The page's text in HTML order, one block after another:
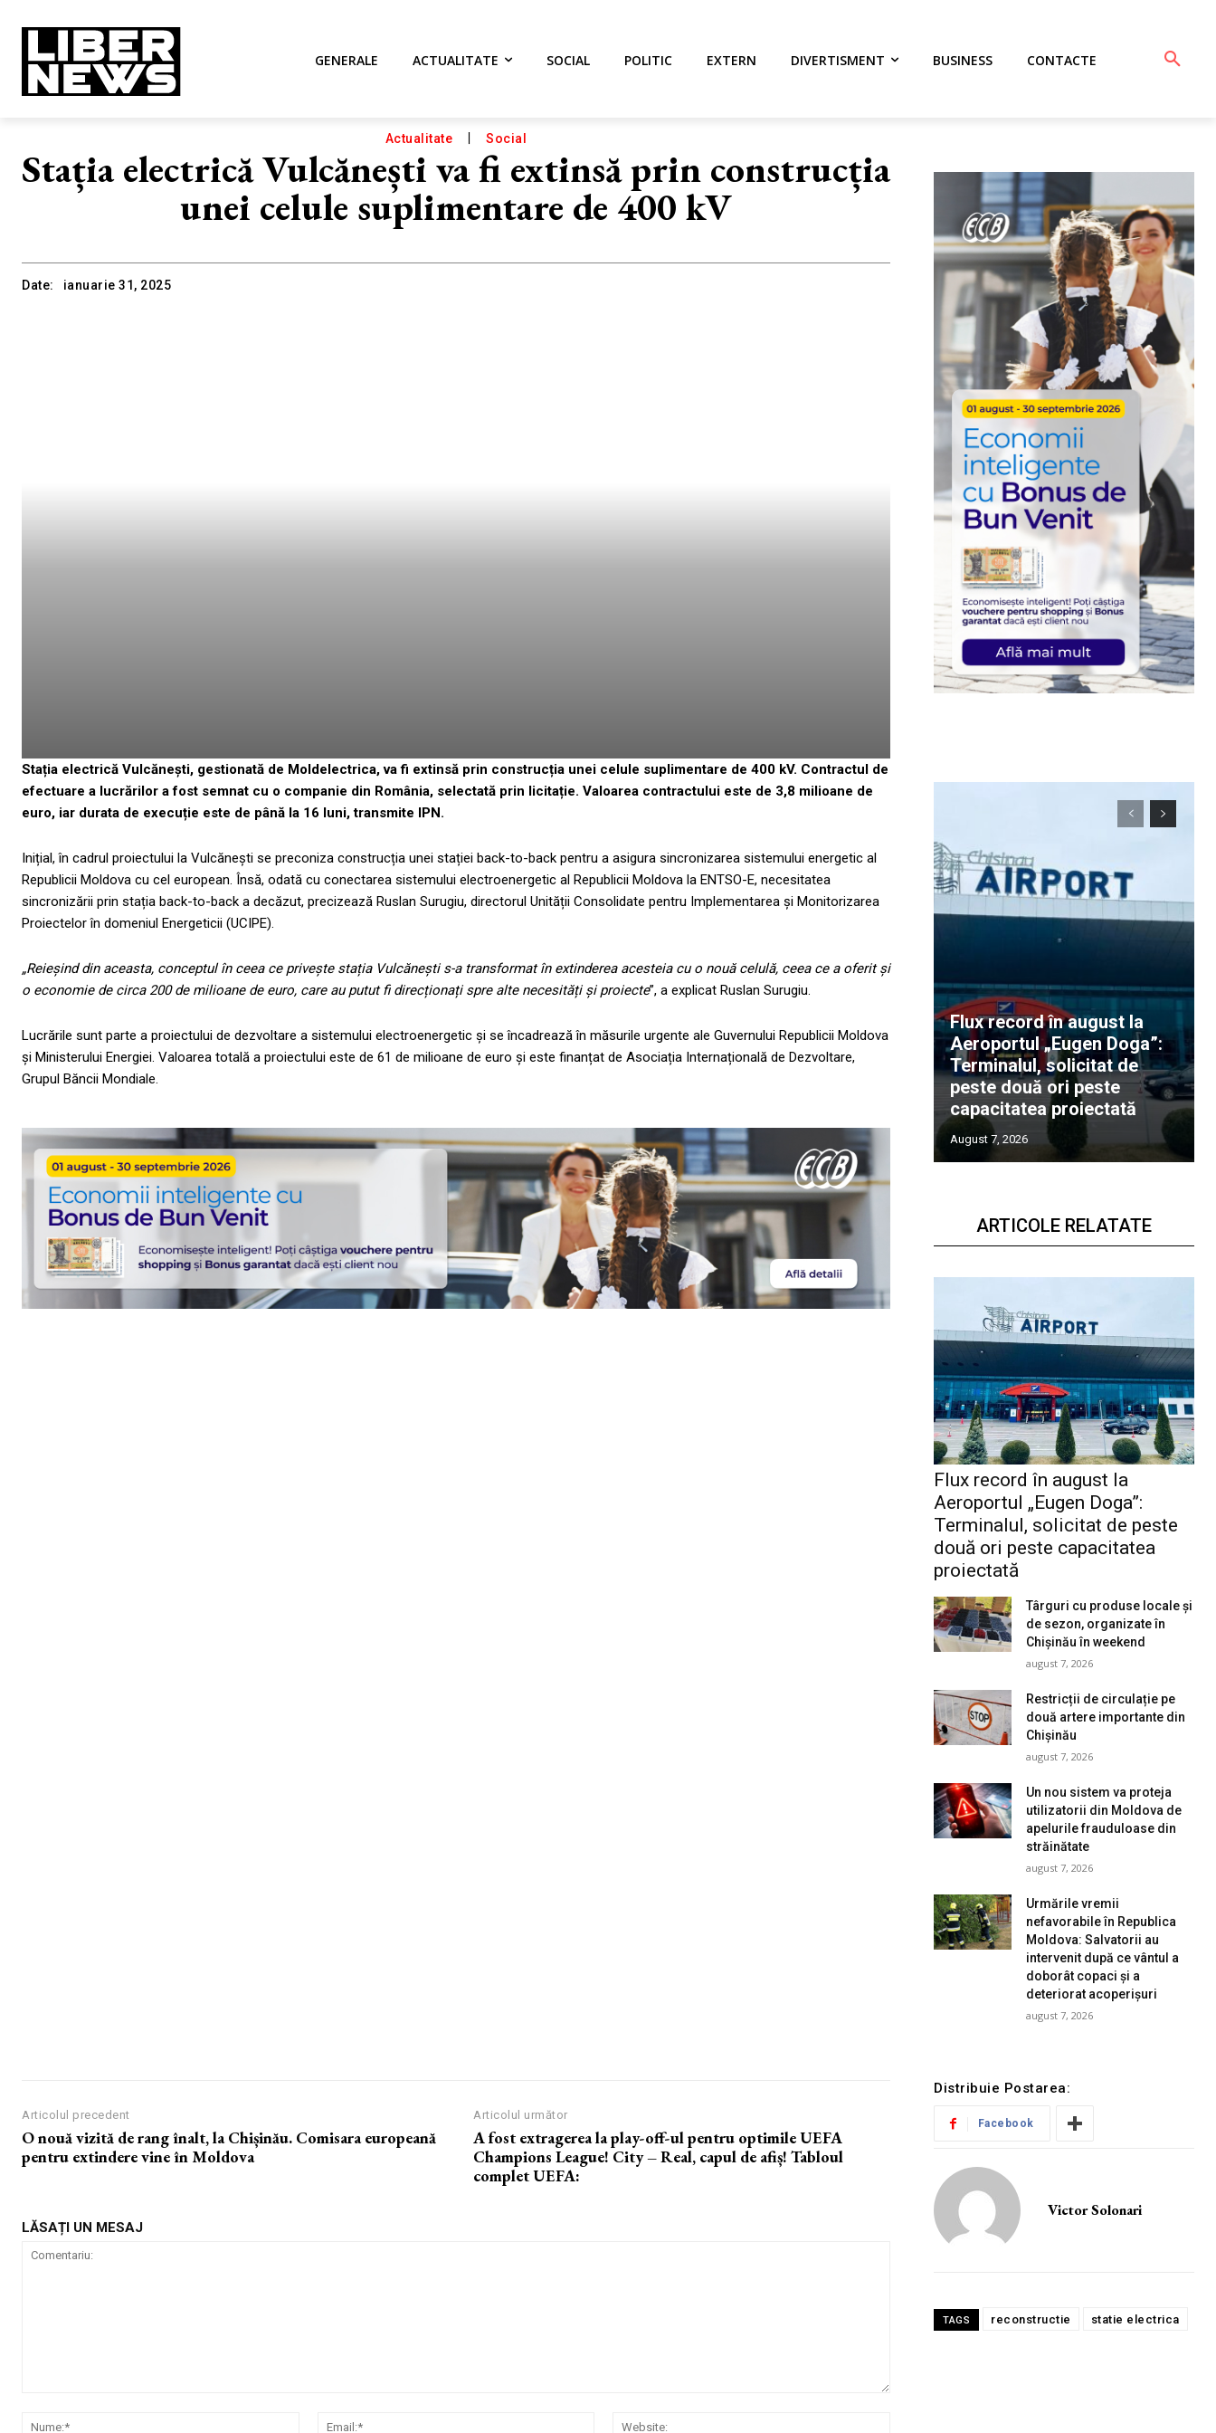
GENERALE ACTUALITATE SOCIAL POLITIC EXTERN DIVERTISMENT BUSINESS CONTACTE
Actualitate Social
Stația electrică Vulcănești va fi extinsă prin construcția
unei celule suplimentare de 400 kV
Date: ianuarie 31, 2025
Stația electrică Vulcănești, gestionată de Moldelectrica, va fi extinsă prin construcția unei celule suplimentare de 400 kV. Contractul de
efectuare a lucrărilor a fost semnat cu o companie din România, selectată prin licitație. Valoarea contractului este de 3,8 milioane de
euro, iar durata de execuție este de până la 16 luni, transmite IPN.
Inițial, în cadrul proiectului la Vulcănești se preconiza construcția unei stației back-to-back pentru a asigura sincronizarea sistemului energetic al
Republicii Moldova cu cel european. Însă, odată cu conectarea sistemului electroenergetic al Republicii Moldova la ENTSO-E, necesitatea
sincronizării prin stația back-to-back a decăzut, precizează Ruslan Surugiu, directorul Unității Consolidate pentru Implementarea și Monitorizarea
Proiectelor în domeniul Energeticii (UCIPE).
„Reieșind din aceasta, conceptul în ceea ce privește stația Vulcănești s-a transformat în extinderea acesteia cu o nouă celulă, ceea ce a oferit și
o economie de circa 200 de milioane de euro, care au putut fi direcționați spre alte necesități și proiecte”, a explicat Ruslan Surugiu.
Lucrările sunt parte a proiectului de dezvoltare a sistemului electroenergetic și se încadrează în măsurile urgente ale Guvernului Republicii Moldova
și Ministerului Energiei. Valoarea totală a proiectului este de 61 de milioane de euro și este finanțat de Asociația Internațională de Dezvoltare,
Grupul Băncii Mondiale.
Flux record în august la
Aeroportul „Eugen Doga”:
Terminalul, solicitat de
peste două ori peste
capacitatea proiectată
August 7, 2026
ARTICOLE RELATATE
Flux record în august la
Aeroportul „Eugen Doga”:
Terminalul, solicitat de peste
două ori peste capacitatea
proiectată
Târguri cu produse locale și
de sezon, organizate în
Chișinău în weekend
august 7, 2026
Restricții de circulație pe
două artere importante din
Chișinău
august 7, 2026
Un nou sistem va proteja
utilizatorii din Moldova de
apelurile frauduloase din
străinătate
august 7, 2026
Urmările vremii
nefavorabile în Republica
Moldova: Salvatorii au
intervenit după ce vântul a
doborât copaci și a
deteriorat acoperișuri
august 7, 2026
Articolul precedent
O nouă vizită de rang înalt, la Chișinău. Comisara europeană
pentru extindere vine în Moldova
Articolul următor
A fost extragerea la play-off-ul pentru optimile UEFA
Champions League! City – Real, capul de afiș! Tabloul
complet UEFA:
LĂSAȚI UN MESAJ
Nume:*
Email:*
Distribuie Postarea:
Facebook
Victor Solonari
TAGS reconstructie statie electrica